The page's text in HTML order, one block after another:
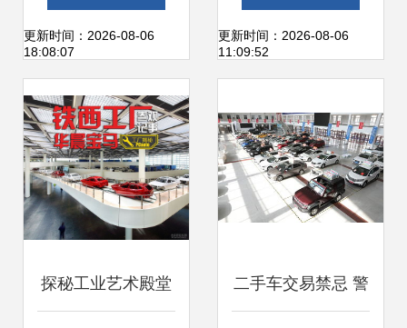
实测 爱卡论坛现场
肉身体验
更新时间：2026-08-06
18:08:07
融服务规范化迈
更新时间：2026-08-06
11:09:52
探秘工业艺术殿堂 二手车交易禁忌 警